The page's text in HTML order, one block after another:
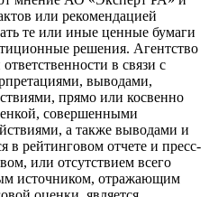
или рекомендацией
те или иные ценные бумаги
решения. Агентство
в связи с
выводами,
прямо или косвенно
совершенными
а также выводами и
рейтинговом отчете и пресс-
или отсутствием всего
источником, отражающим